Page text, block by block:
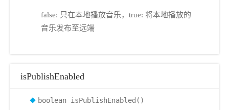
false: 只在本地播放音乐，true: 将本地播放的
音乐发布至远端
isPublishEnabled
boolean isPublishEnabled()